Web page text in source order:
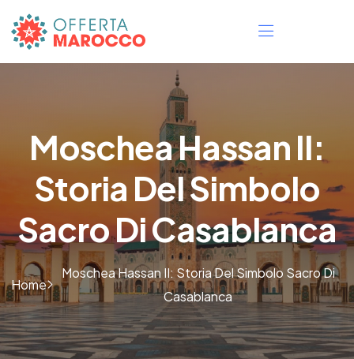
Moschea Hassan II:
Storia Del Simbolo
Sacro Di Casablanca
Home
Moschea Hassan II: Storia Del Simbolo Sacro Di
Casablanca